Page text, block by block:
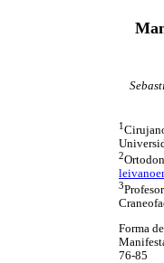
1
2
3
Forma
76-85